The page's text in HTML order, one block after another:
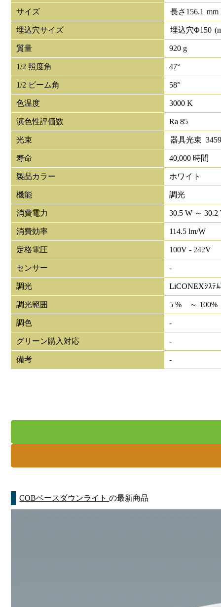
サイズ 長さ 156.1 mm
埋込穴サイズ 埋込穴Φ150
質量 920 g
1/2 照度角 47°
1/2 ビーム角 58°
色温度 3000 K
演色性評価数 Ra 85
光束 器具光束
寿命 40,000 時間
製品カラー ホワイト
機能 調光
消費電力 30.5 W ～ 30.2
消費効率 114.5 lm/W
定格電圧 100V - 242V
センサー -
調光 LiCONEXｼｽﾃ
調光範囲 5 % ～ 100%
調色 -
グリーン購入対応 -
備考 -
COBベースダウンライトの最新商品